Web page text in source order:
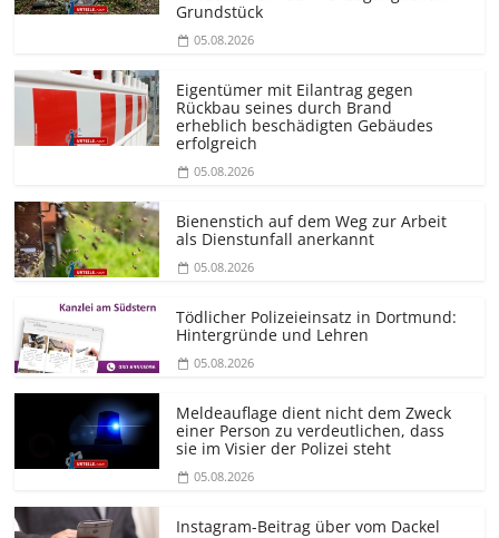
Grundstück
05.08.2026
Eigentümer mit Eilantrag gegen
Rückbau seines durch Brand
erheblich beschädigten Gebäudes
erfolgreich
05.08.2026
Bienenstich auf dem Weg zur Arbeit
als Dienstunfall anerkannt
05.08.2026
Tödlicher Polizeieinsatz in Dortmund:
Hintergründe und Lehren
05.08.2026
Meldeauflage dient nicht dem Zweck
einer Person zu verdeutlichen, dass
sie im Visier der Polizei steht
05.08.2026
Instagram-Beitrag über vom Dackel